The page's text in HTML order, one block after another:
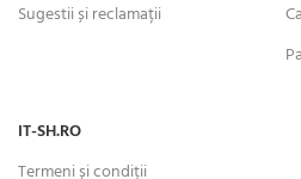
Sugestii și reclamații
IT-SH.RO
Termeni și condiții